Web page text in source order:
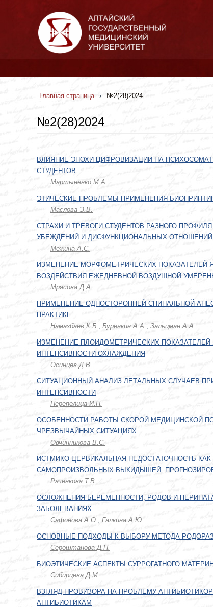
Главная страница › №2(28)2024
№2(28)2024
ВЛИЯНИЕ ЭПОХИ ЦИФРОВИЗАЦИИ НА
СТУДЕНТОВ
Мартыненко М.А.
ЭТИЧЕСКИЕ ПРОБЛЕМЫ ПРИМЕНЕНИЯ
Маслова Э.В.
СТРАХИ И ТРЕВОГИ СТУДЕНТОВ РАЗНОГО
УБЕЖДЕНИЙ И ДИСФУНКЦИОНАЛЬНЫХ ОТНОШЕНИЙ
Межина А.С.
ИЗМЕНЕНИЕ МОРФОМЕТРИЧЕСКИХ ПОКАЗАТЕЛЕЙ
ВОЗДЕЙСТВИЯ ЕЖЕДНЕВНОЙ ВОЗДУШНОЙ
Мрясова Д.А.
ПРИМЕНЕНИЕ ОДНОСТОРОННЕЙ СПИНАЛЬНОЙ
ПРАКТИКЕ
Намазбаев К.Б. Буренкин А.А. Зальцман А.А.
ИЗМЕНЕНИЕ ПЛОИДОМЕТРИЧЕСКИХ
ИНТЕНСИВНОСТИ ОХЛАЖДЕНИЯ
Осинцев Д.В.
СИТУАЦИОННЫЙ АНАЛИЗ ЛЕТАЛЬНЫХ СЛУЧАЕВ
ИНТЕНСИВНОСТИ
Перепелица И.Н.
ОСОБЕННОСТИ РАБОТЫ СКОРОЙ МЕДИЦИНСКОЙ
ЧРЕЗВЫЧАЙНЫХ СИТУАЦИЯХ
Овчинникова В.С.
ИСТМИКО-ЦЕРВИКАЛЬНАЯ НЕДОСТАТОЧНОСТЬ
САМОПРОИЗВОЛЬНЫХ ВЫКИДЫШЕЙ:
Раченкова Т.В.
ОСЛОЖНЕНИЯ БЕРЕМЕННОСТИ, РОДОВ И
ЗАБОЛЕВАНИЯХ
Сафонова А.О. Галкина А.Ю.
ОСНОВНЫЕ ПОДХОДЫ К ВЫБОРУ МЕТОДА
Сероштанова Д.Н.
БИОЭТИЧЕСКИЕ АСПЕКТЫ СУРРОГАТНОГО
Сибирцева Д.М.
ВЗГЛЯД ПРОВИЗОРА НА ПРОБЛЕМУ
АНТИБИОТИКАМ